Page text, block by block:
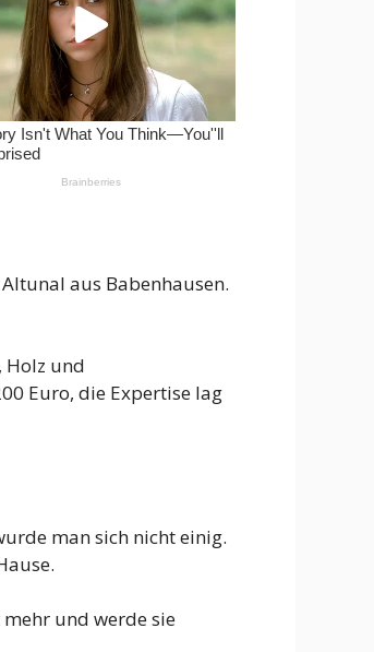
aus Babenhausen.
Holz und
Euro, die Expertise lag
man sich nicht einig.
und werde sie